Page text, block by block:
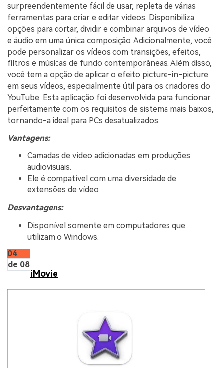
surpreendentemente fácil de usar, repleta de várias
ferramentas para criar e editar vídeos. Disponibiliza
opções para cortar, dividir e combinar arquivos de vídeo
e áudio em uma única composição. Adicionalmente, você
pode personalizar os vídeos com transições, efeitos,
filtros e músicas de fundo contemporâneas. Além disso,
você tem a opção de aplicar o efeito picture-in-picture
em seus vídeos, especialmente útil para os criadores do
YouTube. Esta aplicação foi desenvolvida para funcionar
perfeitamente com os requisitos de sistema mais baixos,
tornando-a ideal para PCs desatualizados.
Vantagens:
Camadas de vídeo adicionadas em produções
audiovisuais.
Ele é compatível com uma diversidade de
extensões de vídeo.
Desvantagens:
Disponível somente em computadores que
utilizam o Windows.
04
de 08
iMovie